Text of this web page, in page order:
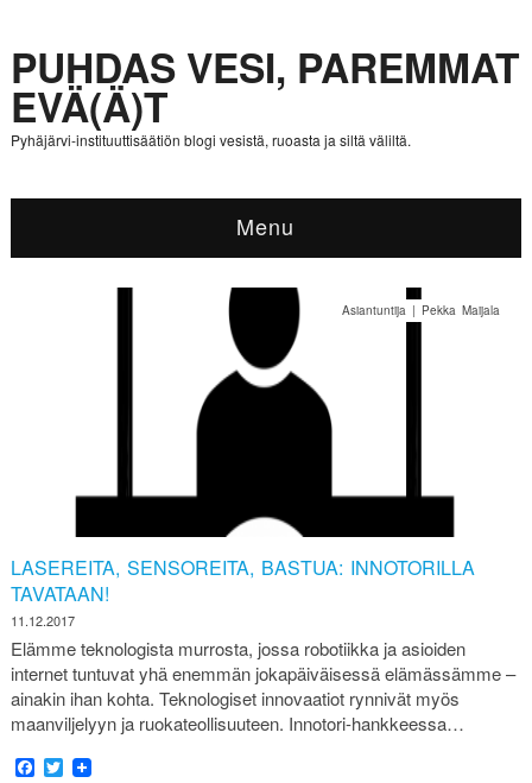
PUHDAS VESI, PAREMMAT
EVÄ(Ä)T
Pyhäjärvi-instituuttisäätiön blogi vesistä, ruoasta ja siltä väliltä.
Menu
LASEREITA, SENSOREITA, BASTUA: INNOTORILLA
TAVATAAN!
11.12.2017
Asiantuntija | Pekka Maijala
Elämme teknologista murrosta, jossa robotiikka ja asioiden
internet tuntuvat yhä enemmän jokapäiväisessä elämässämme –
ainakin ihan kohta. Teknologiset innovaatiot rynnivät myös
maanviljelyyn ja ruokateollisuuteen. Innotori-hankkeessa…
Facebook
Twitter